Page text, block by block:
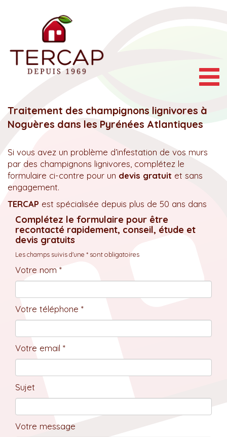
Traitement des champignons lignivores à
Noguères dans les Pyrénées Atlantiques
Si vous avez un problème d’infestation de vos murs
par des champignons lignivores, complétez le
formulaire ci-contre pour un devis gratuit et sans
engagement.
TERCAP est spécialisée depuis plus de 50 ans dans
Complétez le formulaire pour être
recontacté rapidement, conseil, étude et
devis gratuits
Les champs suivis d'une * sont obligatoires
Votre nom *
Votre téléphone *
Votre email *
Sujet
Votre message